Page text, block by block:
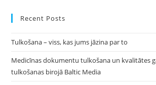
Recent Posts
Tulkošana – viss, kas jums jāzina par to
Medicīnas dokumentu tulkošana un kvalitātes
tulkošanas birojā Baltic Media